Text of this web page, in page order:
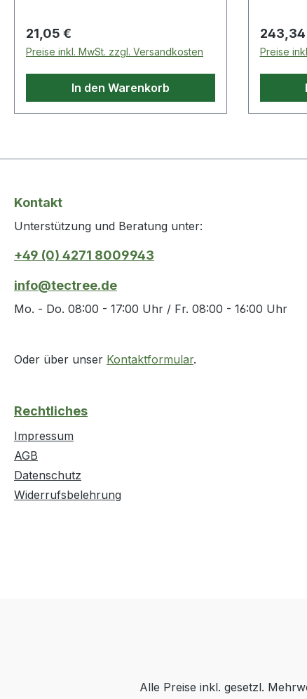
Regulärer Preis:
21,05 €
Preise inkl. MwSt. zzgl. Versandkosten
In den Warenkorb
243,34
Preise
Kontakt
Unterstützung und Beratung unter:
+49 (0) 4271 8009943
info@tectree.de
Mo. - Do. 08:00 - 17:00 Uhr / Fr. 08:00 - 16:00 Uhr
Oder über unser Kontaktformular.
Rechtliches
Impressum
AGB
Datenschutz
Widerrufsbelehrung
Alle Preise inkl. gesetzl.